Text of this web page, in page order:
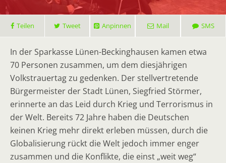
Teilen Tweet Anpinnen Mail SMS
In der Sparkasse Lünen-Beckinghausen kamen etwa
70 Personen zusammen, um dem diesjährigen
Volkstrauertag zu gedenken. Der stellvertretende
Bürgermeister der Stadt Lünen, Siegfried Störmer,
erinnerte an das Leid durch Krieg und Terrorismus in
der Welt. Bereits 72 Jahre haben die Deutschen
keinen Krieg mehr direkt erleben müssen, durch die
Globalisierung rückt die Welt jedoch immer enger
zusammen und die Konflikte, die einst „weit weg“